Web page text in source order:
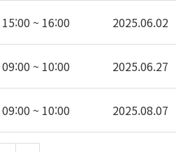
15:00 ~ 16:00 2025.06.02
09:00 ~ 10:00 2025.06.27
09:00 ~ 10:00 2025.08.07